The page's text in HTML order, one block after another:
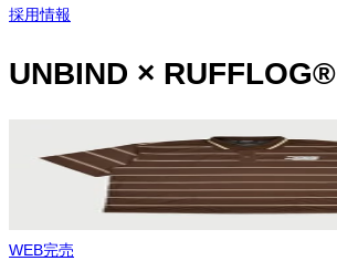
採用情報
UNBIND × RUFFLOG®︎
WEB完売